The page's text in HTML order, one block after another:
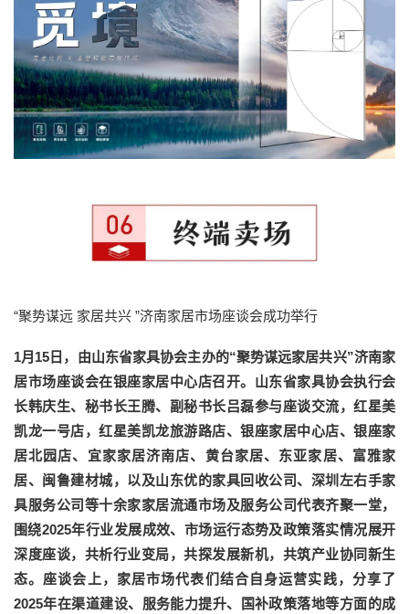
“聚势谋远 家居共兴 ”济南家居市场座谈会成功举行
1月15日，由山东省家具协会主办的“聚势谋远家居共兴”济南家
居市场座谈会在银座家居中心店召开。山东省家具协会执行会
长韩庆生、秘书长王腾、副秘书长吕磊参与座谈交流，红星美
凯龙一号店，红星美凯龙旅游路店、银座家居中心店、银座家
居北园店、宜家家居济南店、黄台家居、东亚家居、富雅家
居、闽鲁建材城，以及山东优的家具回收公司、深圳左右手家
具服务公司等十余家家居流通市场及服务公司代表齐聚一堂，
围绕2025年行业发展成效、市场运行态势及政策落实情况展开
深度座谈，共析行业变局，共探发展新机，共筑产业协同新生
态。座谈会上，家居市场代表们结合自身运营实践，分享了
2025年在渠道建设、服务能力提升、国补政策落地等方面的成